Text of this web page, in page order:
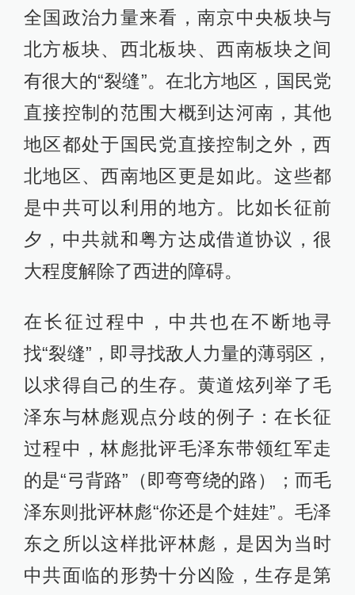
全国政治力量来看，南京中央板块与
北方板块、西北板块、西南板块之间
有很大的“裂缝”。在北方地区，国民党
直接控制的范围大概到达河南，其他
地区都处于国民党直接控制之外，西
北地区、西南地区更是如此。这些都
是中共可以利用的地方。比如长征前
夕，中共就和粤方达成借道协议，很
大程度解除了西进的障碍。
在长征过程中，中共也在不断地寻
找“裂缝”，即寻找敌人力量的薄弱区，
以求得自己的生存。黄道炫列举了毛
泽东与林彪观点分歧的例子：在长征
过程中，林彪批评毛泽东带领红军走
的是“弓背路”（即弯弯绕的路）；而毛
泽东则批评林彪“你还是个娃娃”。毛泽
东之所以这样批评林彪，是因为当时
中共面临的形势十分凶险，生存是第